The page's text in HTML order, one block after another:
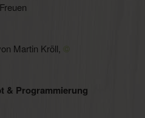
Martin Kröll, ©
& Programmierung